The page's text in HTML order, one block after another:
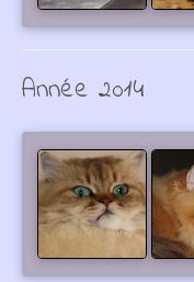
Année 2014